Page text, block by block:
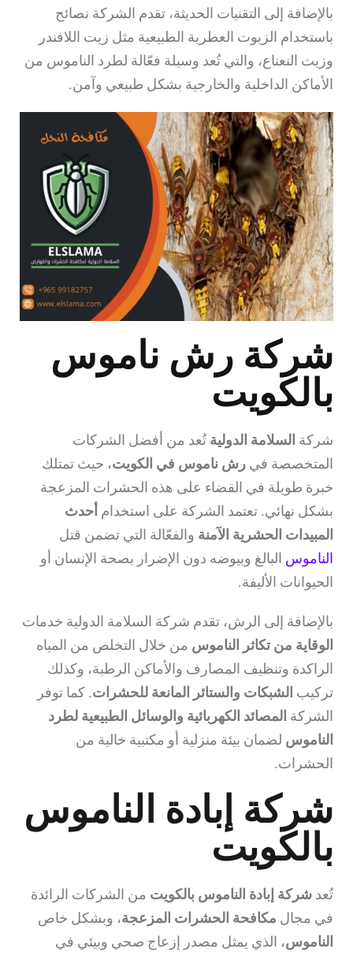
بالإضافة إلى التقنيات الحديثة، تقدم الشركة نصائح
باستخدام الزيوت العطرية الطبيعية مثل زيت اللافندر
وزيت النعناع، والتي تُعد وسيلة فعّالة لطرد الناموس من
الأماكن الداخلية والخارجية بشكل طبيعي وآمن.
شركة رش ناموس
بالكويت
شركة السلامة الدولية تُعد من أفضل الشركات
المتخصصة في رش ناموس في الكويت، حيث تمتلك
خبرة طويلة في القضاء على هذه الحشرات المزعجة
بشكل نهائي. تعتمد الشركة على استخدام أحدث
المبيدات الحشرية الآمنة والفعّالة التي تضمن قتل
الناموس البالغ وبيوضه دون الإضرار بصحة الإنسان أو
الحيوانات الأليفة.
بالإضافة إلى الرش، تقدم شركة السلامة الدولية خدمات
الوقاية من تكاثر الناموس من خلال التخلص من المياه
الراكدة وتنظيف المصارف والأماكن الرطبة، وكذلك
تركيب الشبكات والستائر المانعة للحشرات. كما توفر
الشركة المصائد الكهربائية والوسائل الطبيعية لطرد
الناموس لضمان بيئة منزلية أو مكتبية خالية من
الحشرات.
شركة إبادة الناموس
بالكويت
تُعد شركة إبادة الناموس بالكويت من الشركات الرائدة
في مجال مكافحة الحشرات المزعجة، وبشكل خاص
الناموس، الذي يمثل مصدر إزعاج صحي وبيئي في